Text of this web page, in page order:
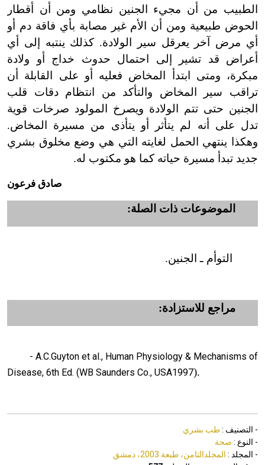
الطبيب من أن مجيء الجنين نظامي ومن أن أقطار
الحوض طبيعية ومن أن الأم غير مصابة بأي فاقة دم أو
أي مرض آخر يعرقل سير الولادة. كذلك ينتبه إلى أي
أعراض قد تشير إلى احتمال حدوث خداج أو ولادة
مبكرة، ومتى ابتدأ المخاض فعليه أو على القابلة أن
تراقب سير المخاض والتأكد من انتظام دقات قلب
الجنين حتى تتم الولادة ويصرخ المولود صرخات قوية
تدل على أنه لم يتأثر أو يتأذى من مسيرة المخاض.
وهكذا ينتهي الحمل لغايته التي هي وضع مخلوق بشري
جديد تبدأ مسيرة حياته كما هو مكتوب له.
صادق فرعون
الموضوعات ذات الصلة:
التوأم ـ الجنين.
مراجع للاستزادة:
- A.C.Guyton et al., Human Physiology & Mechanisms of
Disease, 6th Ed. (WB Saunders Co., USA1997.(
- التصنيف :طب بشري
- النوع : صحة
- المجلد : المجلدالثامن، طبعة 2003، دمشق